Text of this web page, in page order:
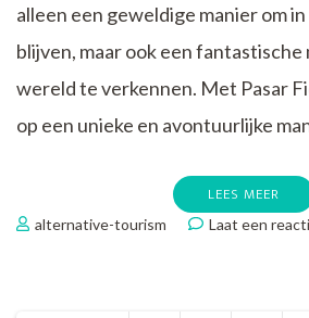
alleen een geweldige manier om
blijven, maar ook een fantastische
wereld te verkennen. Met Pasar
op een unieke en avontuurlijke
LEES MEER
alternative-tourism Laat een